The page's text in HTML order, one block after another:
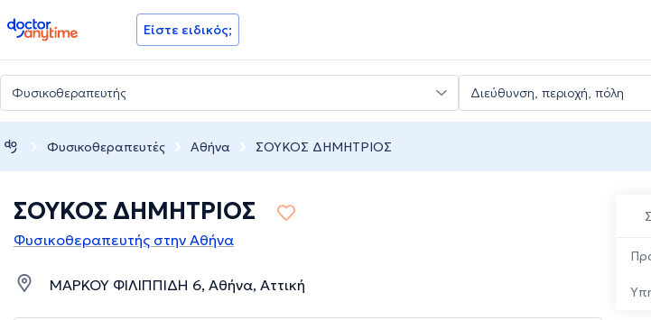
doctoranytime Είστε ειδικός;
Φυσικοθεραπευτές Αθήνα ΣΟΥΚΟΣ ΔΗΜΗΤΡΙΟΣ
ΣΟΥΚΟΣ ΔΗΜΗΤΡΙΟΣ
Φυσικοθεραπευτής στην Αθήνα
ΜΑΡΚΟΥ ΦΙΛΙΠΠΙΔΗ 6, Αθήνα, Αττική